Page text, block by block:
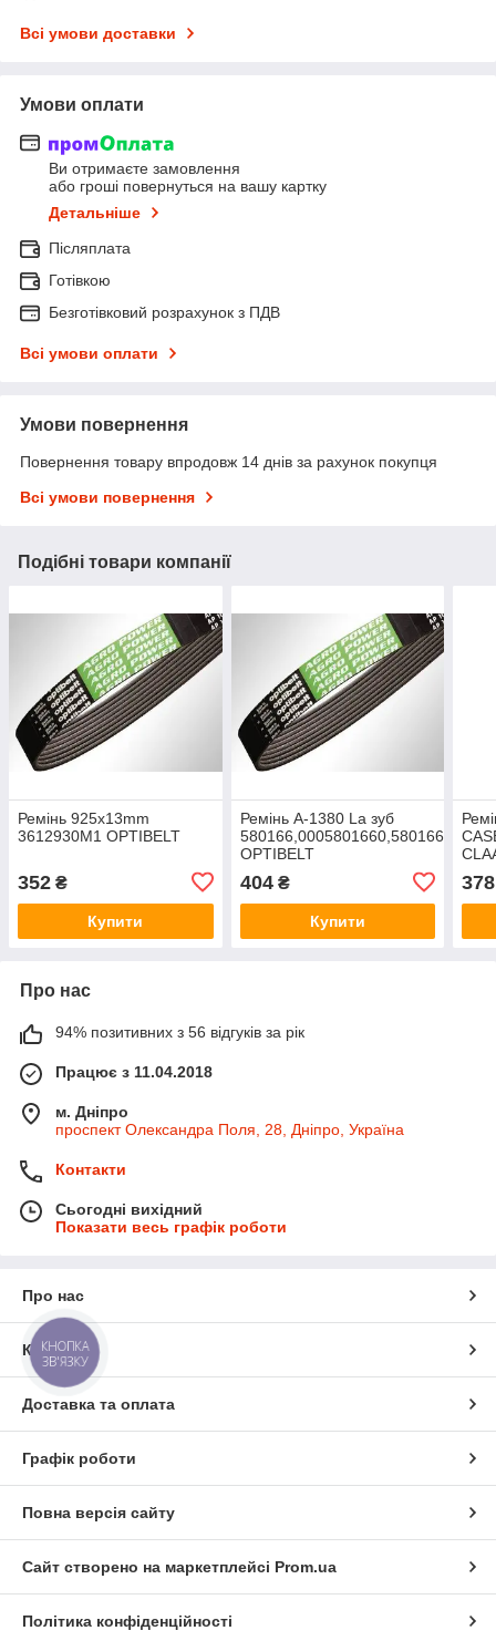
Всі умови доставки
Умови оплати
Ви отримаєте замовлення
або гроші повернуться на вашу картку
Детальніше
Післяплата
Готівкою
Безготівковий розрахунок з ПДВ
Всі умови оплати
Умови повернення
Повернення товару впродовж 14 днів за рахунок покупця
Всі умови повернення
Подібні товари компанії
Ремінь 925x13mm
3612930M1 OPTIBELT
352 ₴
Купити
Ремінь А-1380 La зуб
580166,0005801660,580166.0
OPTIBELT
404₴
Купити
378
Про нас
94% позитивних з 56 відгуків за рік
Працює з 11.04.2018
м. Дніпро
проспект Олександра Поля, 28, Дніпро, Україна
Контакти
Сьогодні вихідний
Показати весь графік роботи
Про нас
Контакти
Доставка та оплата
Графік роботи
Повна версія сайту
Сайт створено на маркетплейсі Prom.ua
Політика конфіденційності
КНОПКА
ЗВ'ЯЗКУ